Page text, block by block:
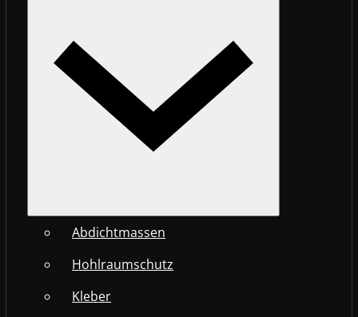
Abdichtmassen
Hohlraumschutz
Kleber